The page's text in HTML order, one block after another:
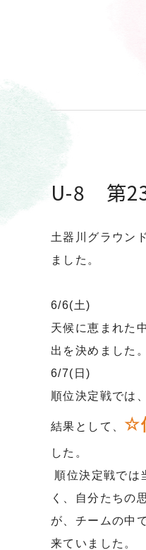
U-8 第
土器川グラウン
ました。
6/6(土)
天候に恵まれた
出を決めました。
6/7(日)
順位決定戦では
結果として、 ☆
した。
順位決定戦では
く、自分たちの
が、チームの中
来ていました。